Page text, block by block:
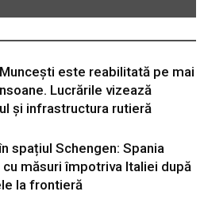
este reabilitată pe mai
Lucrările vizează
și infrastructura rutieră
spațiul Schengen: Spania
cu măsuri împotriva Italiei după
la frontieră